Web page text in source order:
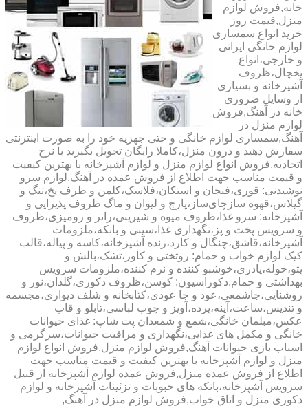
خانه,فروش لوازم
منزل,قیمت روز
خرید انواع سمساری
لوازم خانگی ایرانی
و خارجی،انواع
یخچال،ظروف
آشپزخانه و بسیاری
از وسایل ضروری
خانه در آهنگ,فروش
لوازم منزل در
آهنگ,سمساری لوازم خانگی و حتی جهزیه خود را به صورت اینترنتی
سفارش دهید و درون منزل،کاملا رایگان تحویل بگیرید با نرخ
اتحادیه,فروش انواع لوازم منزل و لوازم آشپزخانه با بهترین کیفیت
و قیمت مناسب جهت اطلاع از فروش عمده در آهنگ,لوازم سرو
نوشیدنی: قوری،فنجان و استکان،فلاسک،کلمن و ظرف یخ،تنگ و
گیلاس،قهوه سازچای‌ساز،پارچ و لیوان و ماگ ظروف پذیرایی و
آشپزخانه: سرو غذا،ظروف میوه و شیرینی،رانر و رومیزی،ظروف
و سرویس پخت و پز،نگهداری غذا،سینی و بانکه،ملزومات
آشپزخانه،قاشق،چنگال و کارد،رنده آشپزخانه،کاسه و پیاله،قالب
کیک لوازم خواب و حمام: روتختی و کاور،تشک،بالش و
پتو،حوله،پادری،خوشبو کننده و نرم کننده،ملزومات سرویس
بهداشتی و حمام.دکوراسیون: کوسن،ظروف دکوری،گلدان،نور و
روشنایی،جاشمعی،عود و جا عودی،کتابخانه و شلف دیواری،مجسمه
و تندیس،ساعت،آینه،پرده،آویز و چوب لباسی،تابلو و قاب
عکس،مبلمان خانگی،شمع و شمعدان پت شاپ: غذای حیوانات
خانگی و مکمل های غذایی،نگهداری و مراقبت حیوانات،سرگرمی و
اسباب بازی حیوانات آهنگ,فروش لوازم منزل,فروش انواع لوازم
منزل و لوازم آشپزخانه با بهترین کیفیت و قیمت مناسب جهت
اطلاع از فروش عمده منزل,فروش عمده لوازم آشپزخانه از قبیل
سرویس آشپزخانه،بانکه های حبوبات و تزئینات آشپزخانه و لوازم
دکوری منزل و اتاق خواب,فروش لوازم منزل در آهنگ,